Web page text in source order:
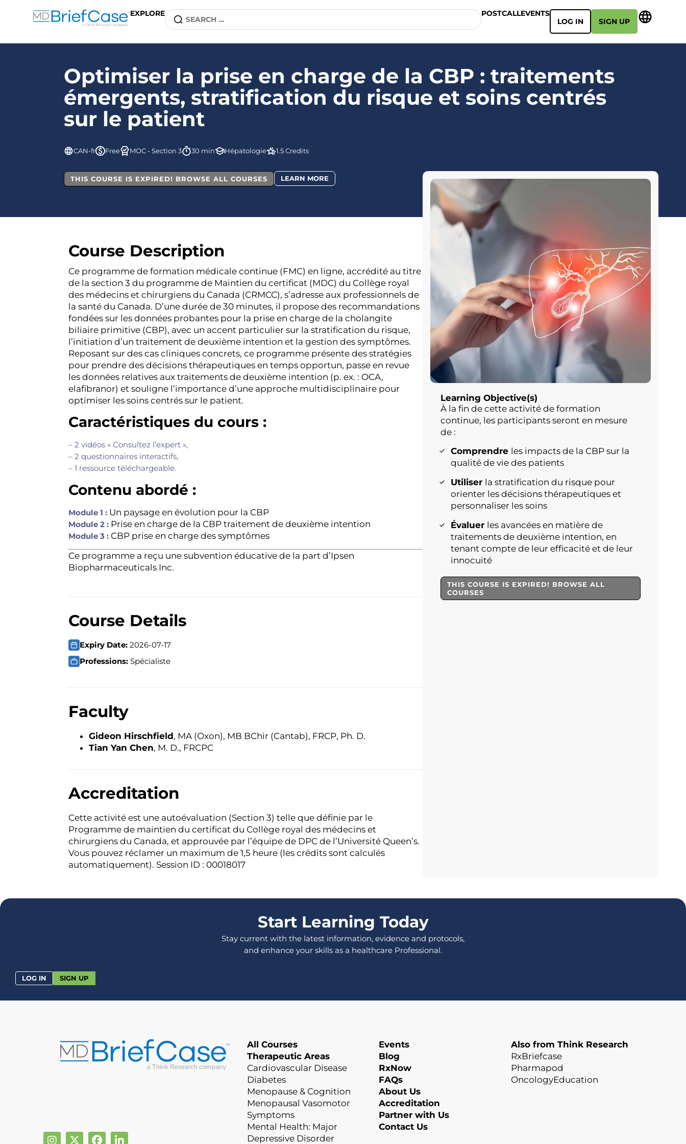
EXPLORE POSTCALLEVENTS
LOG IN
SIGN UP
Optimiser la prise en charge de la CBP : traitements
émergents, stratification du risque et soins centrés
sur le patient
CAN-fr Free MOC - Section 3 30 min Hépatologie 1.5 Credits
THIS COURSE IS EXPIRED! BROWSE ALL COURSES LEARN MORE
Course Description
Ce programme de formation médicale continue (FMC) en ligne, accrédité au titre
de la section 3 du programme de Maintien du certificat (MDC) du Collège royal
des médecins et chirurgiens du Canada (CRMCC), s’adresse aux professionnels de
la santé du Canada. D’une durée de 30 minutes, il propose des recommandations
fondées sur les données probantes pour la prise en charge de la cholangite
biliaire primitive (CBP), avec un accent particulier sur la stratification du risque,
l’initiation d’un traitement de deuxième intention et la gestion des symptômes.
Reposant sur des cas cliniques concrets, ce programme présente des stratégies
pour prendre des décisions thérapeutiques en temps opportun, passe en revue
les données relatives aux traitements de deuxième intention (p. ex. : OCA,
elafibranor) et souligne l’importance d’une approche multidisciplinaire pour
optimiser les soins centrés sur le patient.
Caractéristiques du cours :
– 2 vidéos « Consultez l’expert »,
– 2 questionnaires interactifs,
– 1 ressource téléchargeable.
Contenu abordé :
Module 1 : Un paysage en évolution pour la CBP
Module 2 : Prise en charge de la CBP traitement de deuxième intention
Module 3 : CBP prise en charge des symptômes
Ce programme a reçu une subvention éducative de la part d’Ipsen
Biopharmaceuticals Inc.
Course Details
Expiry Date:2026-07-17
Professions:Spécialiste
Faculty
Gideon Hirschfield, MA (Oxon), MB BChir (Cantab), FRCP, Ph. D.
Tian Yan Chen, M. D., FRCPC
Accreditation
Cette activité est une autoévaluation (Section 3) telle que définie par le
Programme de maintien du certificat du Collège royal des médecins et
chirurgiens du Canada, et approuvée par l’équipe de DPC de l’Université Queen’s.
Vous pouvez réclamer un maximum de 1,5 heure (les crédits sont calculés
automatiquement). Session ID : 00018017
Learning Objective(s)
À la fin de cette activité de formation
continue, les participants seront en mesure
de :
Comprendre les impacts de la CBP sur la
qualité de vie des patients
Utiliser la stratification du risque pour
orienter les décisions thérapeutiques et
personnaliser les soins
Évaluer les avancées en matière de
traitements de deuxième intention, en
tenant compte de leur efficacité et de leur
innocuité
THIS COURSE IS EXPIRED! BROWSE ALL
COURSES
Start Learning Today
Stay current with the latest information, evidence and protocols,
and enhance your skills as a healthcare Professional.
LOG IN SIGN UP
All Courses
Therapeutic Areas
Cardiovascular Disease
Diabetes
Menopause & Cognition
Menopausal Vasomotor
Symptoms
Mental Health: Major
Depressive Disorder
Events
Blog
RxNow
FAQs
About Us
Accreditation
Partner with Us
Contact Us
Also from Think Research
RxBriefcase
Pharmapod
OncologyEducation